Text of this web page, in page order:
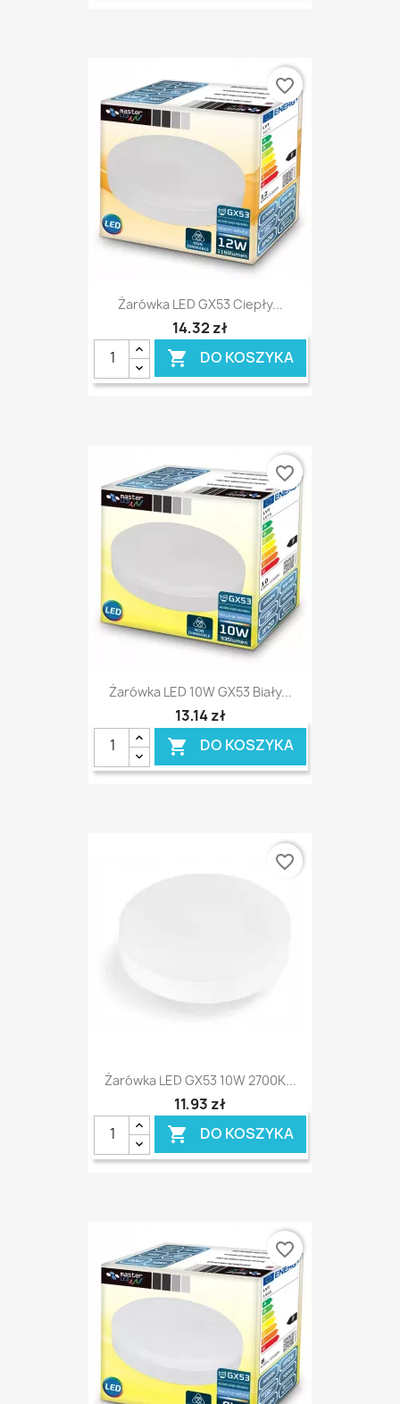
Żarówka LED GX53 Ciepły...
14,32 zł
 DO KOSZYKA
favorite_border
Żarówka LED 10W GX53 Biały...
13,14 zł
 DO KOSZYKA
favorite_border
Żarówka LED GX53 10W 2700K...
11,93 zł
 DO KOSZYKA
favorite_border
favorite_border